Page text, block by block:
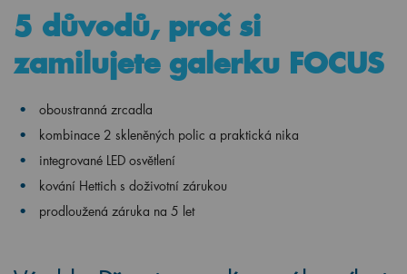
5 důvodů, proč si
zamilujete galerku FOCUS
oboustranná zrcadla
kombinace 2 skleněných polic a praktická nika
integrované LED osvětlení
kování Hettich s doživotní zárukou
prodloužená záruka na 5 let